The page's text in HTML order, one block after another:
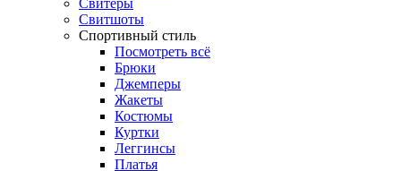
Свитшоты
Спортивный стиль
Посмотреть всё
Брюки
Джемперы
Жакеты
Костюмы
Куртки
Леггинсы
Платья